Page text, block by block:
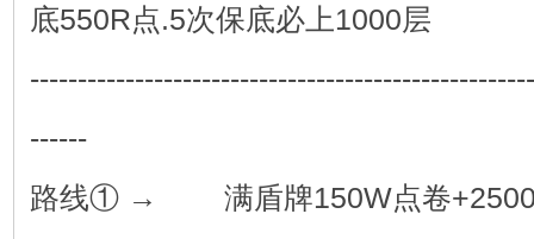
底550R点.5次保底必上1000层
------
路线① → 满盾牌150W点卷+2500